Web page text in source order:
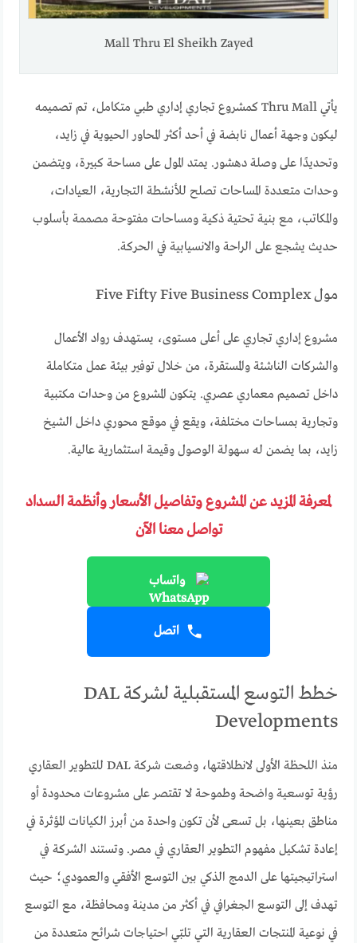
Mall Thru El Sheikh Zayed
يأتي Thru Mall كمشروع تجاري إداري طبي متكامل، تم تصميمه
ليكون وجهة أعمال نابضة في أحد أكثر المحاور الحيوية في زايد،
وتحديدًا على وصلة دهشور. يمتد المول على مساحة كبيرة، ويتضمن
وحدات متعددة المساحات تصلح للأنشطة التجارية، العيادات،
والمكاتب، مع بنية تحتية ذكية ومساحات مفتوحة مصممة بأسلوب
حديث يشجع على الراحة والانسيابية في الحركة.
مول Five Fifty Five Business Complex
مشروع إداري تجاري على أعلى مستوى، يستهدف رواد الأعمال
والشركات الناشئة والمستقرة، من خلال توفير بيئة عمل متكاملة
داخل تصميم معماري عصري. يتكون المشروع من وحدات مكتبية
وتجارية بمساحات مختلفة، ويقع في موقع محوري داخل الشيخ
زايد، بما يضمن له سهولة الوصول وقيمة استثمارية عالية.
لمعرفة المزيد عن المشروع وتفاصيل الأسعار وأنظمة السداد
تواصل معنا الآن
واتساب
اتصل
خطط التوسع المستقبلية لشركة DAL
Developments
منذ اللحظة الأولى لانطلاقتها، وضعت شركة DAL للتطوير العقاري
رؤية توسعية واضحة وطموحة لا تقتصر على مشروعات محدودة أو
مناطق بعينها، بل تسعى لأن تكون واحدة من أبرز الكيانات المؤثرة في
إعادة تشكيل مفهوم التطوير العقاري في مصر. وتستند الشركة في
استراتيجيتها على الدمج الذكي بين التوسع الأفقي والعمودي؛ حيث
تهدف إلى التوسع الجغرافي في أكثر من مدينة ومحافظة، مع التوسع
في نوعية المنتجات العقارية التي تلبّي احتياجات شرائح متعددة من